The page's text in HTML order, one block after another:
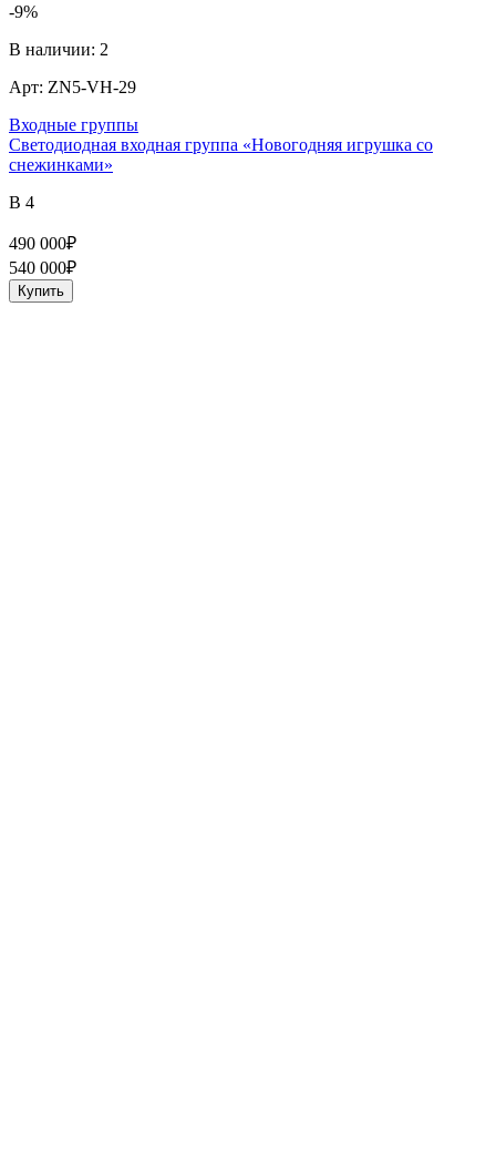
-9%
В наличии: 2
Арт: ZN5-VH-29
Входные группы
Светодиодная входная группа «Новогодняя игрушка со
снежинками»
В 4
490 000₽
540 000₽
Купить